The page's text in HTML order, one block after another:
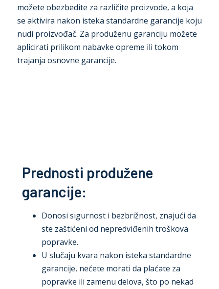
možete obezbedite za različite proizvode, a koja
se aktivira nakon isteka standardne garancije koju
nudi proizvođač. Za produženu garanciju možete
aplicirati prilikom nabavke opreme ili tokom
trajanja osnovne garancije.
Prednosti produžene
garancije:
Donosi sigurnost i bezbrižnost, znajući da
ste zaštićeni od nepredviđenih troškova
popravke.
U slučaju kvara nakon isteka standardne
garancije, nećete morati da plaćate za
popravke ili zamenu delova, što po nekad